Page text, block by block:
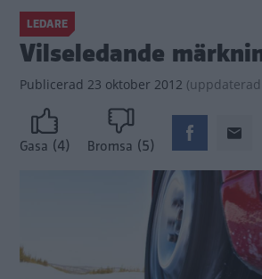
LEDARE
Vilseledande
Publicerad 23 oktober 2012 (uppdaterad
Gasa (4) Bromsa (5)